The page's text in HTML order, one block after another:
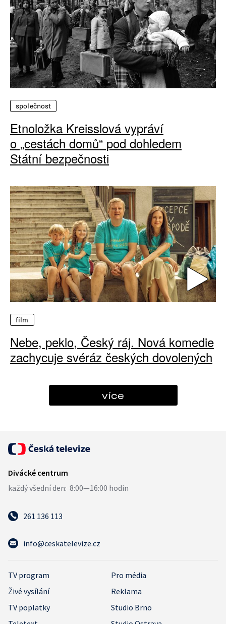
společnost
Etnoložka Kreisslová vypráví
o „cestách domů“ pod dohledem
Státní bezpečnosti
film
Nebe, peklo, Český ráj. Nová komedie
zachycuje svéráz českých dovolených
více
261 136 113
info@ceskatelevize.cz
TV program
Pro média
Živé vysílání
Reklama
TV poplatky
Studio Brno